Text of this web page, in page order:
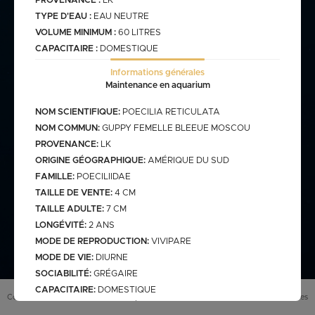
TYPE D'EAU : EAU NEUTRE
VOLUME MINIMUM : 60 LITRES
CAPACITAIRE : DOMESTIQUE
Informations générales
Maintenance en aquarium
NOM SCIENTIFIQUE: POECILIA RETICULATA
NOM COMMUN: GUPPY FEMELLE BLEEUE MOSCOU
PROVENANCE: LK
ORIGINE GÉOGRAPHIQUE: AMÉRIQUE DU SUD
FAMILLE: POECILIIDAE
TAILLE DE VENTE: 4 CM
TAILLE ADULTE: 7 CM
LONGÉVITÉ: 2 ANS
MODE DE REPRODUCTION: VIVIPARE
MODE DE VIE: DIURNE
SOCIABILITÉ: GRÉGAIRE
CAPACITAIRE: DOMESTIQUE
Bactéries
FRANCO CUMULABLE AVEC LES POISSONS/ FRANCO
gamme verte
koï elv francais
saison bassin
carpe koi sur photo (a
retrouver sur le site
web)
elv francais
elv pologne
discus elv asiatique
Eau douce
commande@haegel.fr
Conditions générales de vente ( Mentions légales